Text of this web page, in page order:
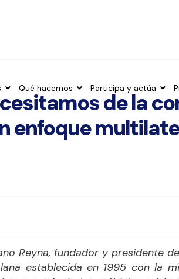
Qué hacemos Participa y actúa
de la
enfoque
Reyna, fundador y presidente
establecida en 1995 con la